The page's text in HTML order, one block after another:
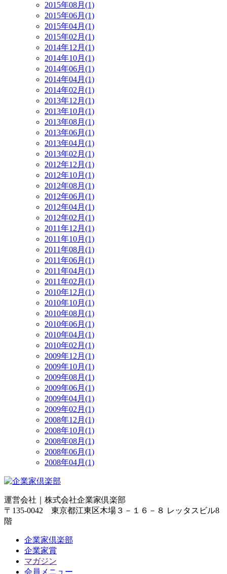
2015年08月(1)
2015年06月(1)
2015年04月(1)
2015年02月(1)
2014年12月(1)
2014年10月(1)
2014年06月(1)
2014年04月(1)
2014年02月(1)
2013年12月(1)
2013年10月(1)
2013年08月(1)
2013年06月(1)
2013年04月(1)
2013年02月(1)
2012年12月(1)
2012年10月(1)
2012年08月(1)
2012年06月(1)
2012年04月(1)
2012年02月(1)
2011年12月(1)
2011年10月(1)
2011年08月(1)
2011年06月(1)
2011年04月(1)
2011年02月(1)
2010年12月(1)
2010年10月(1)
2010年08月(1)
2010年06月(1)
2010年04月(1)
2010年02月(1)
2009年12月(1)
2009年10月(1)
2009年08月(1)
2009年06月(1)
2009年04月(1)
2009年02月(1)
2008年12月(1)
2008年10月(1)
2008年08月(1)
2008年06月(1)
2008年04月(1)
運営会社｜ 株式会社企業家倶楽部
〒135-0042 東京都江東区木場３－１６－８ レッタスビル8
階
企業家倶楽部
企業家賞
マガジン
会員メニュー